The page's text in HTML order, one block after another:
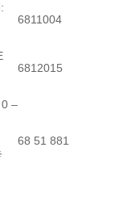
6811004
6812015
–
68 51 881